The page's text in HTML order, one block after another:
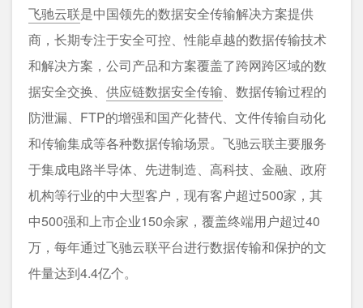
飞驰云联是中国领先的数据安全传输解决方案提供
商，长期专注于安全可控、性能卓越的数据传输技术
和解决方案，公司产品和方案覆盖了跨网跨区域的数
据安全交换、 供应链数据安全传输、数据传输过程的
防泄漏、FTP的增强和国产化替代、文件传输自动化
和传输集成等各种数据传输场景。飞驰云联主要服务
于集成电路半导体、先进制造、高科技、金融、政府
机构等行业的中大型客户，现有客户超过500家，其
中500强和上市企业150余家，覆盖终端用户超过40
万，每年通过飞驰云联平台进行数据传输和保护的文
件量达到4.4亿个。